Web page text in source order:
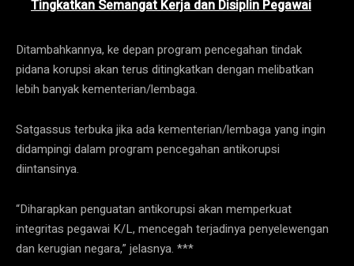
Tingkatkan Semangat Kerja dan Disiplin Pegawai
Ditambahkannya, ke depan program pencegahan tindak
pidana korupsi akan terus ditingkatkan dengan melibatkan
lebih banyak kementerian/lembaga.
Satgassus terbuka jika ada kementerian/lembaga yang ingin
didampingi dalam program pencegahan antikorupsi
diintansinya.
“Diharapkan penguatan antikorupsi akan memperkuat
integritas pegawai K/L, mencegah terjadinya penyelewengan
dan kerugian negara,” jelasnya. ***